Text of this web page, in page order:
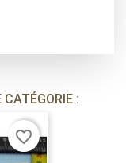
:
favorite_border